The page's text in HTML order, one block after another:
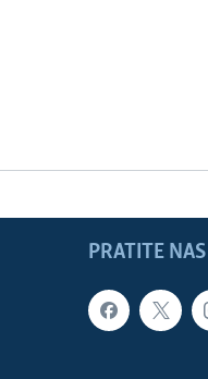
PRATITE NAS